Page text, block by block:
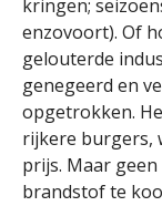
kringen;
enzovoort). Of
gelouterde
genegeerd en
opgetrokken.
rijkere burgers,
prijs. Maar
brandstof te